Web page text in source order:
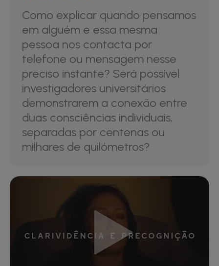
Como explicar quando pensamos
em alguém e essa mesma
pessoa nos contacta por
telefone ou mensagem nesse
preciso instante? Será possível
investigadores universitários
demonstrarem a conexão entre
duas consciências individuais,
separadas por centenas ou
milhares de quilómetros?